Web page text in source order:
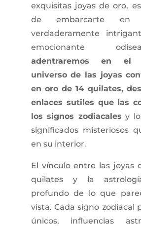
exquisitas joyas de oro,
de embarcarte en
verdaderamente
emocionante
adentraremos en el
universo de las joyas
en oro de 14 quilates,
enlaces sutiles que las
los signos zodiacales y
significados misteriosos
en su interior.
El vínculo entre las joyas
quilates y la
profundo de lo que
vista. Cada signo zodiacal
únicos, influencias